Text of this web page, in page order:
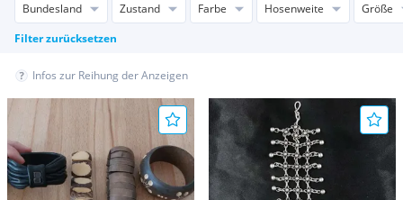
Bundesland Zustand Farbe Hosenweite
Größe
Filter zurücksetzen
Infos zur Reihung der Anzeigen